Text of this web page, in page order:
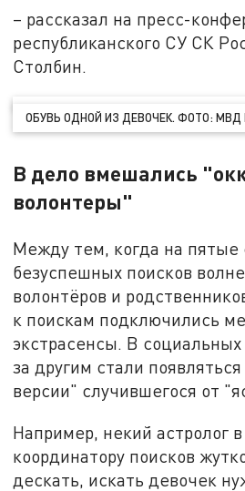
– рассказал на пресс-
республиканского СУ СК
Столбин.
ОБУВЬ ОДНОЙ ИЗ ДЕВОЧЕК. ФОТО: МВД
В дело вмешались
волонтеры"
Между тем, когда на пятые
безуспешных поисков
волонтёров и
к поискам подключились
экстрасенсы. В социальных
за другим стали
версии" случившегося от
Например, некий астролог
координатору поисков
дескать, искать девочек